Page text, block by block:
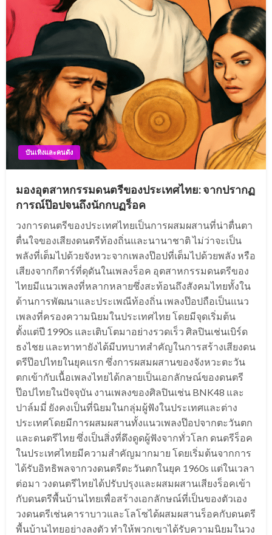
บันเทิงและคนดัง
มองอุตสาหกรรมดนตรีของประเทศไทย: จากปรากฏ
การณ์ป๊อปจนถึงนักกบฏร็อค
วงการดนตรีของประเทศไทยเป็นการผสมผสานที่น่าตื่นตา
ตื่นใจของเสียงดนตรีท้องถิ่นและนานาชาติ ไม่ว่าจะเป็น
พลังที่เต็มไปด้วยจังหวะจากเพลงป๊อปที่เต็มไปด้วยพลัง หรือ
เสียงจากกีตาร์ที่ดุดันในเพลงร็อค อุตสาหกรรมดนตรีของ
ไทยมีแนวเพลงที่หลากหลายซึ่งสะท้อนถึงสังคมไทยทั้งใน
ด้านการพัฒนาและประเพณีท้องถิ่น เพลงป๊อปถือเป็นแนว
เพลงที่ครองความนิยมในประเทศไทย โดยมีจุดเริ่มต้น
ตั้งแต่ปี 1990s และเติบโตมาอย่างรวดเร็ว ศิลปินเช่นเบิร์ด
ธงไชย และทาทายังได้มีบทบาทสำคัญในการสร้างเสียงดน
ตรีป๊อปไทยในยุคแรก ซึ่งการผสมผสานของจังหวะตะวัน
ตกเข้ากับเนื้อเพลงไทยได้กลายเป็นเอกลักษณ์ของดนตรี
ป๊อปไทยในปัจจุบัน งานเพลงของศิลปินเช่น BNK48 และ
ปาล์มมี่ ยังคงเป็นที่นิยมในกลุ่มผู้ฟังในประเทศและต่าง
ประเทศโดยมีการผสมผสานทั้งแนวเพลงป๊อปจากตะวันตก
และดนตรีไทย ซึ่งเป็นสิ่งที่ดึงดูดผู้ฟังจากทั่วโลก ดนตรีร็อค
ในประเทศไทยมีความสำคัญมากมาย โดยเริ่มต้นจากการ
ได้รับอิทธิพลจากวงดนตรีตะวันตกในยุค 1960s แต่ในเวลา
ต่อมา วงดนตรีไทยได้ปรับปรุงและผสมผสานเสียงร็อคเข้า
กับดนตรีพื้นบ้านไทยเพื่อสร้างเอกลักษณ์ที่เป็นของตัวเอง
วงดนตรีเช่นคาราบาวและโลโซได้ผสมผสานร็อคกับดนตรี
พื้นบ้านไทยอย่างลงตัว ทำให้พวกเขาได้รับความนิยมในวง